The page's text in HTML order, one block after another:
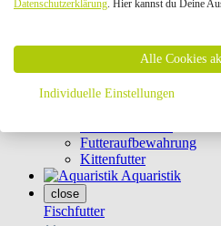
Geschirre & Leinen
Schutznetze
Kippfensterschutz
Katzenkameras
Futternäpfe
Futteraufbewahrung
Kittenfutter
Aquaristik
close
Fischfutter
Datenschutzerklärung. Hier kannst du Deine
Alle Cookies
Individuelle Einstellungen